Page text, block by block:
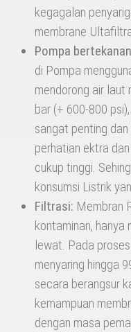
kegagalan
membrane
Pompa
di Pompa
mendorong air laut
bar (+ 600-800
sangat penting
perhatian ektra
cukup tinggi.
konsumsi Listrik
Filtrasi: Membran
kontaminan, hanya
lewat. Pada
menyaring hingga
secara berangsur
kemampuan
dengan masa